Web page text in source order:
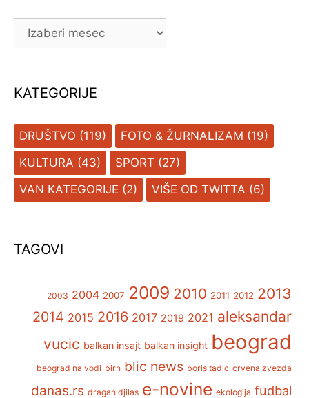
ARHIVA
KATEGORIJE
DRUŠTVO (119) FOTO & ŽURNALIZAM (19)
KULTURA (43) SPORT (27)
VAN KATEGORIJE (2) VIŠE OD TWITTA (6)
TAGOVI
2003 2004 2007 2009 2010 2011 2012 2013
2014 2015 2016 2017 2019 2021 aleksandar
vucic balkan insajt balkan insight beograd
beograd na vodi birn blic news boris tadic crvena zvezda
danas.rs dragan djilas e-novine ekologija fudbal